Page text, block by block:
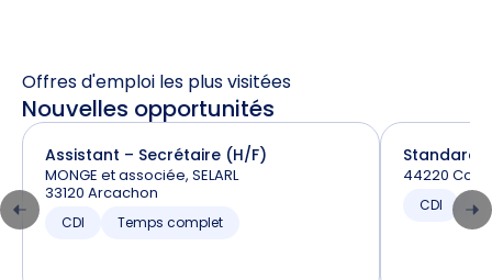
Offres d'emploi les plus visitées
Nouvelles opportunités
Assistant – Secrétaire (H/F)
MONGE et associée, SELARL
33120 Arcachon
CDI Temps complet
44220
CDI